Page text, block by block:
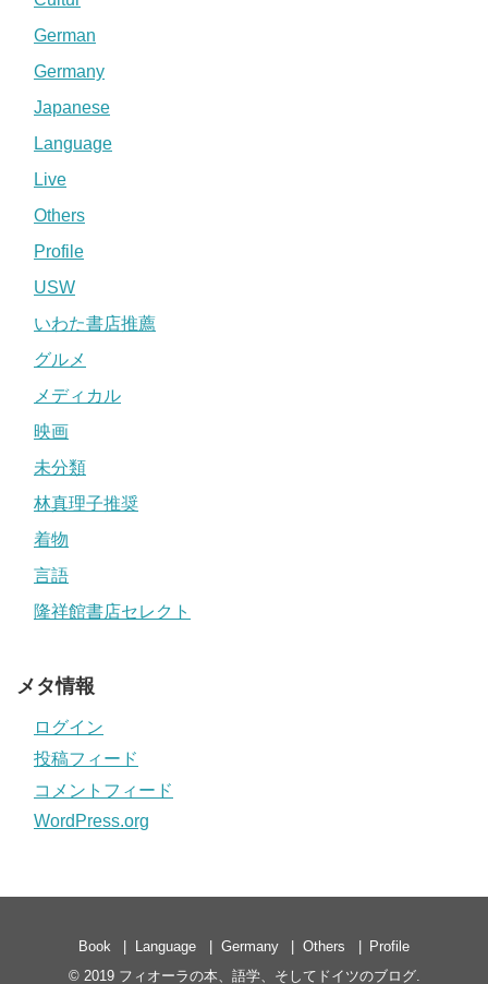
German
Germany
Japanese
Language
Live
Others
Profile
USW
いわた書店推薦
グルメ
メディカル
映画
未分類
林真理子推奨
着物
言語
隆祥館書店セレクト
メタ情報
ログイン
投稿フィード
コメントフィード
WordPress.org
Book Language Germany Others
Profile
© 2019 フィオーラの本、語学、そしてドイツのブログ.